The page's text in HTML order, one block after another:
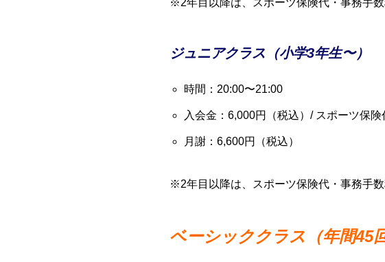
※2年目以降は、スポーツ保険代・事務手
ジュニアクラス（小学3年生〜）
時間：20:00〜21:00
入会金：6,000円（税込）/ スポーツ保
月謝：6,600円（税込）
※2年目以降は、スポーツ保険代・事務手
ベーシッククラス（年間45